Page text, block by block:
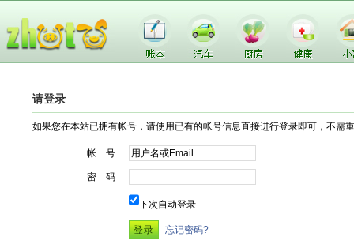
请登录
如果您在本站已拥有帐号，请使用已有的帐号信息直接进行登录即可，不需
帐 号
密 码
下次自动登录
忘记密码?